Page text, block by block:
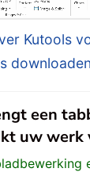
Kutools
een
uw werk